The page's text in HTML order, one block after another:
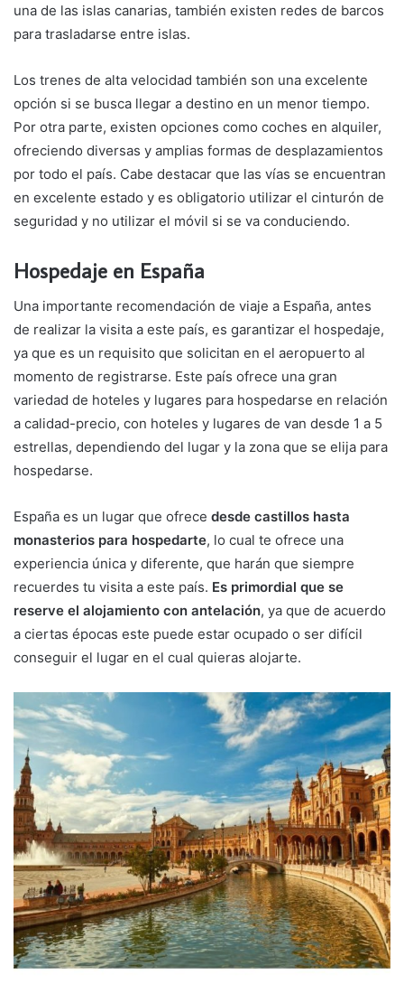
una de las islas canarias, también existen redes de barcos
para trasladarse entre islas.
Los trenes de alta velocidad también son una excelente
opción si se busca llegar a destino en un menor tiempo.
Por otra parte, existen opciones como coches en alquiler,
ofreciendo diversas y amplias formas de desplazamientos
por todo el país. Cabe destacar que las vías se encuentran
en excelente estado y es obligatorio utilizar el cinturón de
seguridad y no utilizar el móvil si se va conduciendo.
Hospedaje en España
Una importante recomendación de viaje a España, antes
de realizar la visita a este país, es garantizar el hospedaje,
ya que es un requisito que solicitan en el aeropuerto al
momento de registrarse. Este país ofrece una gran
variedad de hoteles y lugares para hospedarse en relación
a calidad-precio, con hoteles y lugares de van desde 1 a 5
estrellas, dependiendo del lugar y la zona que se elija para
hospedarse.
España es un lugar que ofrece desde castillos hasta
monasterios para hospedarte, lo cual te ofrece una
experiencia única y diferente, que harán que siempre
recuerdes tu visita a este país. Es primordial que se
reserve el alojamiento con antelación, ya que de acuerdo
a ciertas épocas este puede estar ocupado o ser difícil
conseguir el lugar en el cual quieras alojarte.